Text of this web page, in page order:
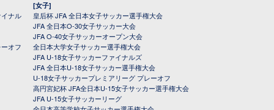
ナル
オフ
[女子]
皇后杯 JFA 全日本女子サッカー選手権大会
JFA 全日本O-30女子サッカー大会
JFA O-40女子サッカーオープン大会
全日本大学女子サッカー選手権大会
JFA U-18女子サッカーファイナルズ
JFA 全日本U-18女子サッカー選手権大会
U-18女子サッカープレミアリーグ プレーオフ
高円宮妃杯 JFA全日本U-15女子サッカー選手権大会
JFA U-15女子サッカーリーグ